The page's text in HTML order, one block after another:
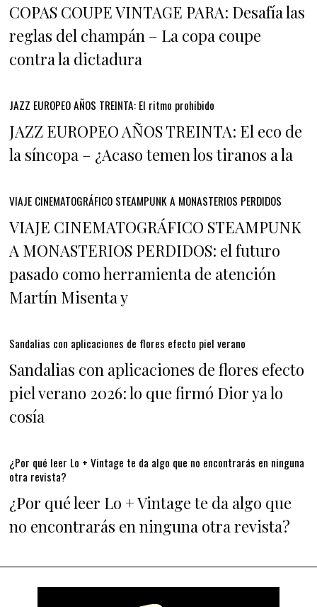
COPAS COUPE VINTAGE PARA: Desafía las
reglas del champán – La copa coupe
contra la dictadura
JAZZ EUROPEO AÑOS TREINTA: El ritmo prohibido
JAZZ EUROPEO AÑOS TREINTA: El eco de
la síncopa – ¿Acaso temen los tiranos a la
VIAJE CINEMATOGRÁFICO STEAMPUNK A MONASTERIOS PERDIDOS
VIAJE CINEMATOGRÁFICO STEAMPUNK
A MONASTERIOS PERDIDOS: el futuro
pasado como herramienta de atención
Martín Misenta y
Sandalias con aplicaciones de flores efecto piel verano
Sandalias con aplicaciones de flores efecto
piel verano 2026: lo que firmó Dior ya lo
cosía
¿Por qué leer Lo + Vintage te da algo que no encontrarás en ninguna
otra revista?
¿Por qué leer Lo + Vintage te da algo que
no encontrarás en ninguna otra revista?